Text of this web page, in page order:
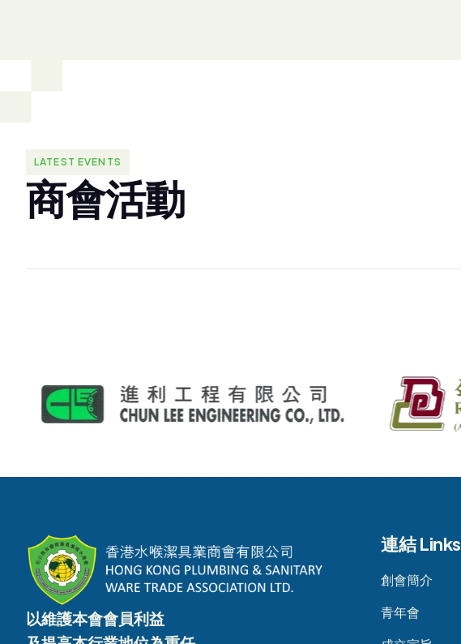
LATEST EVENTS
商會活動
以維護本會會員利益
連結 Links
創會簡介
青年會